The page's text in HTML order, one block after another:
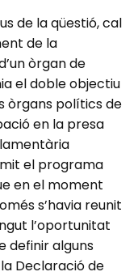
de la qüestió, cal
de la
òrgan de
el doble objectiu
òrgans polítics de
en la presa
el programa
en el moment
s’havia reunit
l’oportunitat
definir alguns
Declaració de